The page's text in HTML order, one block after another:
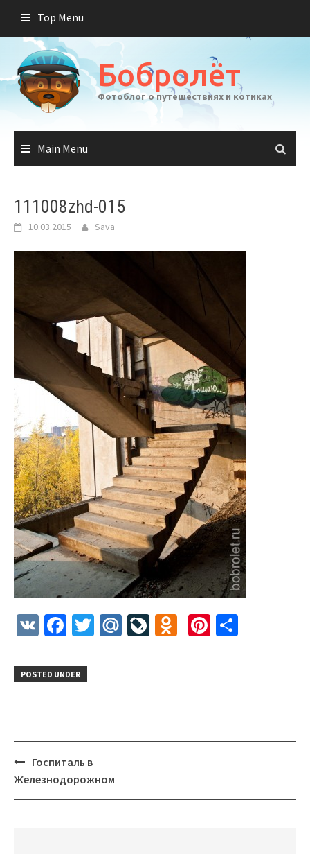
content
Top Menu
Бобролёт
Фотоблог о путешествиях и котиках
Main Menu
111008zhd-015
10.03.2015 Sava
VK Facebook
TwitterMail.Ru
LiveJournal
Odnoklassniki
Pinterest
POSTED UNDER
Post
navigation
Госпиталь в
Железнодорожном